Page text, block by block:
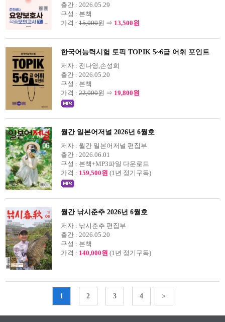
출간 : 2026.05.29
구성 : 본책
가격 : 15,000원 ⇒ 13,500원
한국어능력시험 토픽 TOPIK 5~6급 어휘 포인트
저자 : 전나영,손성희
출간 : 2026.05.20
구성 : 본책
가격 : 22,000원 ⇒ 19,800원
월간 일본어저널 2026년 6월호
저자 : 월간 일본어저널 편집부
출간 : 2026.06.01
구성 : 본책+MP3파일 다운로드
가격 : 159,500원 (1년 정기구독)
월간 낚시춘추 2026년 6월호
저자 : 낚시춘추 편집부
출간 : 2026.05.20
구성 : 본책
가격 : 140,000원 (1년 정기구독)
1 2 3 4 >